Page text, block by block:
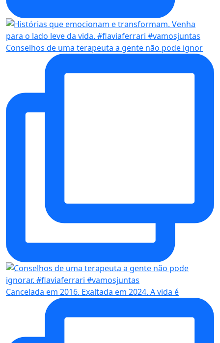
Conselhos de uma terapeuta a gente não pode ignor
Cancelada em 2016. Exaltada em 2024. A vida é